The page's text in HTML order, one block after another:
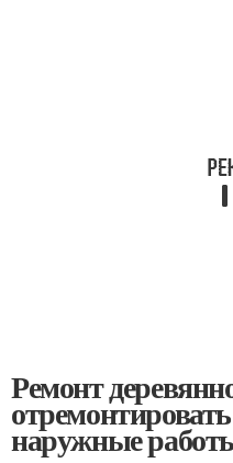
Ремонт
наружные